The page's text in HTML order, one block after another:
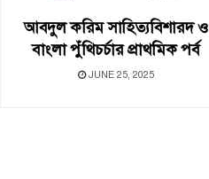
আবদুল করিম সাহিত্যবিশারদ ও
বাংলা পুঁথিচর্চার প্রাথমিক পর্ব
JUNE 25, 2025